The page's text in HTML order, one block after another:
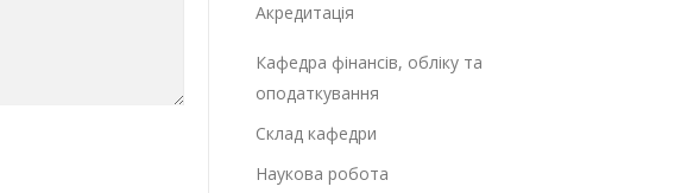
Акредитація
Кафедра фінансів, обліку та
оподаткування
Склад кафедри
Наукова робота